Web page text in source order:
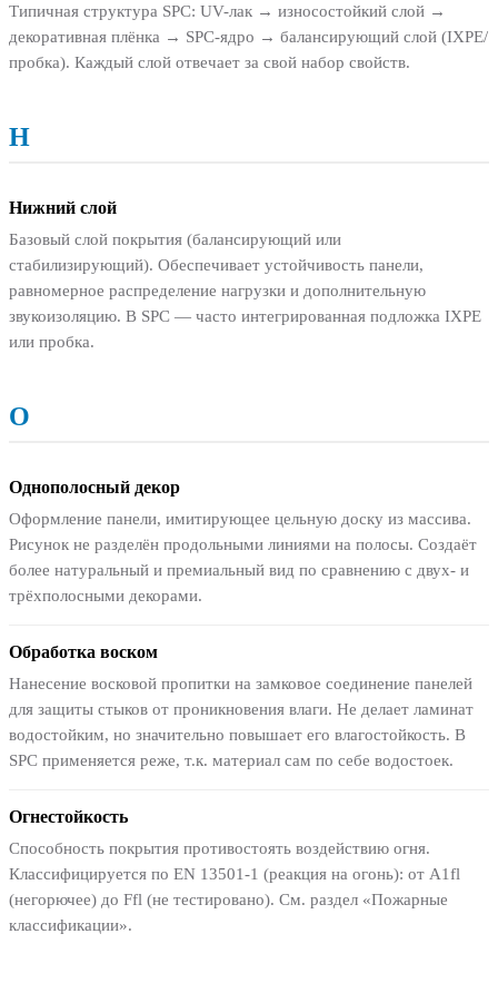
Типичная структура SPC: UV-лак → износостойкий слой →
декоративная плёнка → SPC-ядро → балансирующий слой (IXPE/
пробка). Каждый слой отвечает за свой набор свойств.
Н
Нижний слой
Базовый слой покрытия (балансирующий или
стабилизирующий). Обеспечивает устойчивость панели,
равномерное распределение нагрузки и дополнительную
звукоизоляцию. В SPC — часто интегрированная подложка IXPE
или пробка.
О
Однополосный декор
Оформление панели, имитирующее цельную доску из массива.
Рисунок не разделён продольными линиями на полосы. Создаёт
более натуральный и премиальный вид по сравнению с двух- и
трёхполосными декорами.
Обработка воском
Нанесение восковой пропитки на замковое соединение панелей
для защиты стыков от проникновения влаги. Не делает ламинат
водостойким, но значительно повышает его влагостойкость. В
SPC применяется реже, т.к. материал сам по себе водостоек.
Огнестойкость
Способность покрытия противостоять воздействию огня.
Классифицируется по EN 13501-1 (реакция на огонь): от A1fl
(негорючее) до Ffl (не тестировано). См. раздел «Пожарные
классификации».